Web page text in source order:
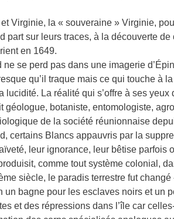
Virginie, la « souveraine » Virginie,
sur leurs traces, à la découverte de
en 1649.
se perd pas dans une imagerie
qu’il traque mais ce qui touche à
La réalité qui s’offre à ses yeux
botaniste, entomologiste,
de la société réunionnaise
certains Blancs appauvris par la
leur ignorance, leur bêtise parfois
comme tout système colonial,
siècle, le paradis terrestre fut
bagne pour les esclaves noirs et un
et des répressions dans l’île car